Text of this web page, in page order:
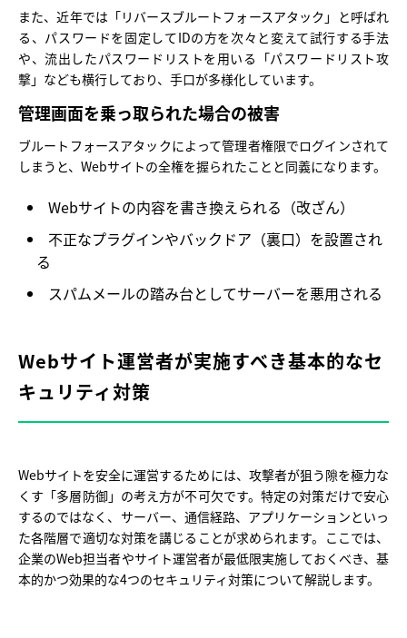
また、近年では「リバースブルートフォースアタック」と呼ばれ
る、パスワードを固定してIDの方を次々と変えて試行する手法
や、流出したパスワードリストを用いる「パスワードリスト攻
撃」なども横行しており、手口が多様化しています。
管理画面を乗っ取られた場合の被害
ブルートフォースアタックによって管理者権限でログインされて
しまうと、Webサイトの全権を握られたことと同義になります。
Webサイトの内容を書き換えられる（改ざん）
不正なプラグインやバックドア（裏口）を設置され
る
スパムメールの踏み台としてサーバーを悪用される
Webサイト運営者が実施すべき基本的なセ
キュリティ対策
Webサイトを安全に運営するためには、攻撃者が狙う隙を極力な
くす「多層防御」の考え方が不可欠です。特定の対策だけで安心
するのではなく、サーバー、通信経路、アプリケーションといっ
た各階層で適切な対策を講じることが求められます。ここでは、
企業のWeb担当者やサイト運営者が最低限実施しておくべき、基
本的かつ効果的な4つのセキュリティ対策について解説します。